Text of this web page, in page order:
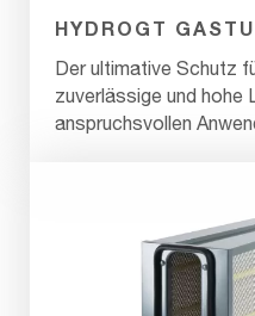
HYDROGT
Der ultimative Schutz
zuverlässige und hohe
anspruchsvollen